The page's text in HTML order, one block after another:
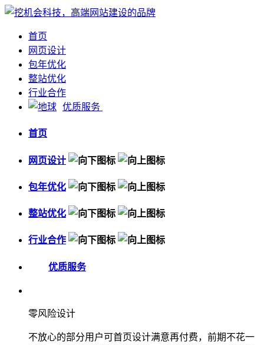
首页
网页设计
包年优化
整站优化
行业合作
优质服务
首页
网页设计
包年优化
整站优化
行业合作
优质服务
零风险设计
不放心的部分用户可首页设计满意再付费，前期不花一